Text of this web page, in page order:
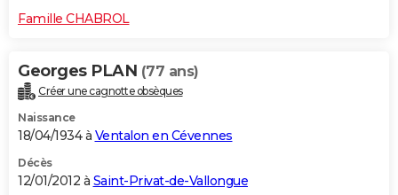
Famille CHABROL
Georges PLAN (77 ans)
Créer une cagnotte obsèques
Naissance
18/04/1934 à Ventalon en Cévennes
Décès
12/01/2012 à Saint-Privat-de-Vallongue